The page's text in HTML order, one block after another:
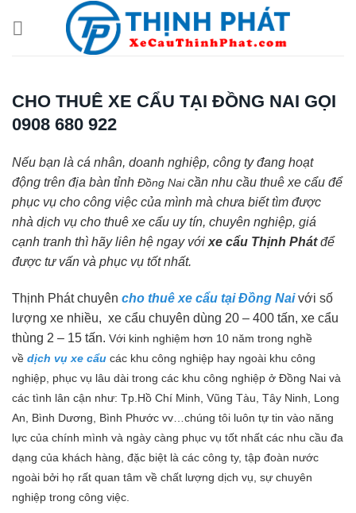
CHO THUÊ XE CẨU TẠI ĐỒNG NAI GỌI
0908 680 922
Nếu bạn là cá nhân, doanh nghiệp, công ty đang hoạt
động trên địa bàn tỉnh Đồng Naicần nhu cầu thuê xe cẩu để
phục vụ cho công việc của mình mà chưa biết tìm được
nhà dịch vụ cho thuê xe cẩu uy tín, chuyên nghiệp, giá
cạnh tranh thì hãy liên hệ ngay với xe cẩu Thịnh Phátđể
được tư vấn và phục vụ tốt nhất.
Thịnh Phát chuyên cho thuê xe cẩu tại Đồng Naivới số
lượng xe nhiều, xe cẩu chuyên dùng 20 – 400 tấn, xe cẩu
thùng 2 – 15 tấn. Với kinh nghiệm hơn 10 năm trong nghề
về dịch vụ xe cẩu các khu công nghiệp hay ngoài khu công
nghiệp, phục vụ lâu dài trong các khu công nghiệp ở Đồng Nai và
các tình lân cận như: Tp.Hồ Chí Minh, Vũng Tàu, Tây Ninh, Long
An, Bình Dương, Bình Phước vv…chúng tôi luôn tự tin vào năng
lực của chính mình và ngày càng phục vụ tốt nhất các nhu cầu đa
dạng của khách hàng, đặc biệt là các công ty, tập đoàn nước
ngoài bởi họ rất quan tâm về chất lượng dịch vụ, sự chuyên
nghiệp trong công việc.